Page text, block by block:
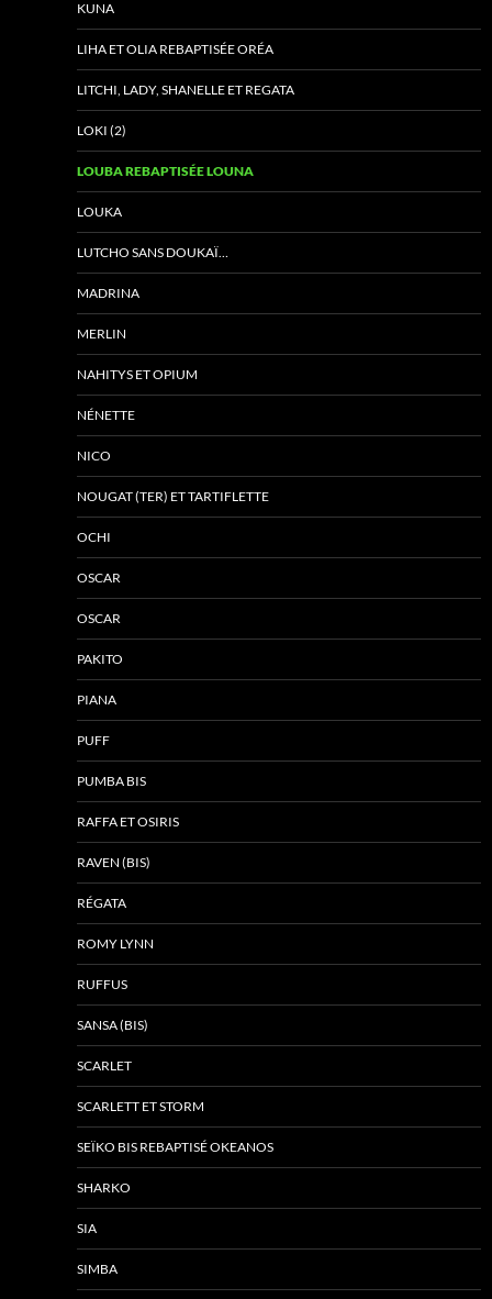
KUNA
LIHA ET OLIA REBAPTISÉE ORÉA
LITCHI, LADY, SHANELLE ET REGATA
LOKI (2)
LOUBA REBAPTISÉE LOUNA
LOUKA
LUTCHO SANS DOUKAÏ…
MADRINA
MERLIN
NAHITYS ET OPIUM
NÉNETTE
NICO
NOUGAT (TER) ET TARTIFLETTE
OCHI
OSCAR
OSCAR
PAKITO
PIANA
PUFF
PUMBA BIS
RAFFA ET OSIRIS
RAVEN (BIS)
RÉGATA
ROMY LYNN
RUFFUS
SANSA (BIS)
SCARLET
SCARLETT ET STORM
SEÏKO BIS REBAPTISÉ OKEANOS
SHARKO
SIA
SIMBA